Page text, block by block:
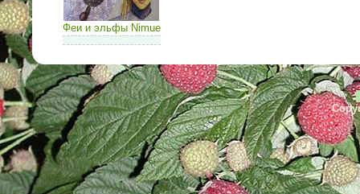
Феи и эльфы Nimue